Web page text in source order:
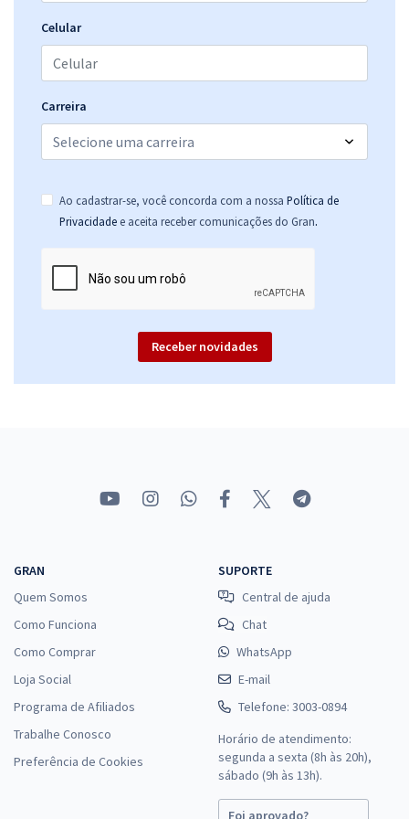
ou 12x deR$30,66
Comprar
MPU - Ministério Público da União - Cargo: A05 - Analista do MPU -
R$ 367,92
30,66
Economize R$ 91,98 (-20%)
Comprar
ou 12x de
32,66
Perito em Biologia
à vista
R$35,20
Economize R$ 105,60 (-20%)
Comprar
Celular
Carreira
Ao cadastrar-se, você concorda com a nossa Política de
Privacidade e aceita receber comunicações do Gran.
Receber novidades
GRAN
Quem Somos
Como Funciona
Como Comprar
Loja Social
Programa de Afiliados
Trabalhe Conosco
Preferência de Cookies
SUPORTE
Central de ajuda
Chat
WhatsApp
E-mail
Telefone: 3003-0894
Horário de atendimento:
segunda a sexta (8h às 20h),
sábado (9h às 13h).
Foi aprovado?